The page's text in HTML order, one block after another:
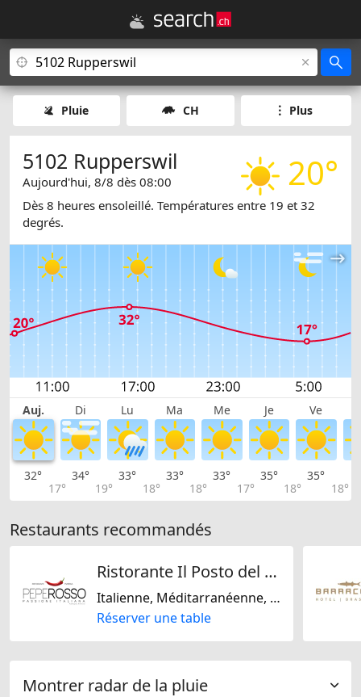
Pluie CH Plus
20°
5102 Rupperswil
Aujourd'hui, 8/8 dès 08:00
Dès 8 heures ensoleillé. Températures entre 19 et 32
degrés.
Auj. Di Lu Ma Me Je Ve
32°
17°
34°
19°
33°
18°
33°
18°
33°
17°
35°
18°
35°
18°
Restaurants recommandés
Ristorante Il Posto del PepeRosso
Italienne, Méditarranéenne, De saison, Sans gluten, Sans lactose
Réserver une table
Montrer radar de la pluie